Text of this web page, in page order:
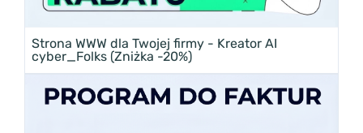
Strona WWW dla Twojej firmy - Kreator AI
cyber_Folks (Zniżka -20%)